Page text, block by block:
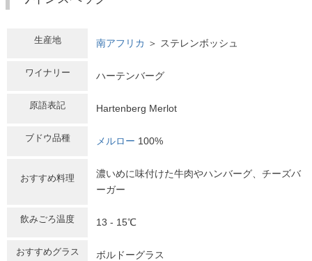
生産地 南アフリカ ＞ ステレンボッシュ
ワイナリー ハーテンバーグ
原語表記 Hartenberg Merlot
ブドウ品種 メルロー 100%
おすすめ料理
濃いめに味付けた牛肉やハンバーグ、チーズバ
ーガー
飲みごろ温度 13 - 15℃
おすすめグラス ボルドーグラス